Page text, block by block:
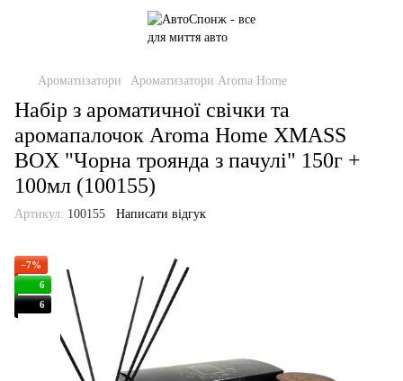
Ароматизатори Ароматизатори Aroma Home
Набір з ароматичної свічки та
аромапалочок Aroma Home XMASS
BOX "Чорна троянда з пачулі" 150г +
100мл (100155)
Артикул: 100155 Написати відгук
−7%
6
6